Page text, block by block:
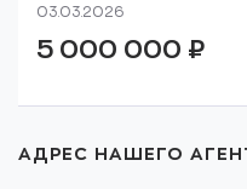
03.03.2026
5 000 000 ₽
АДРЕС НАШЕГО